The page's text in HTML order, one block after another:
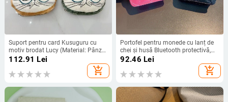
Suport pentru card Kusuguru cu
motiv brodat Lucy (Material: Pânză;
Model: Animal; Brand: Kusuguru;
Funcție: Poate fi depozitat; Sezon:
Toamnă 2024)
112.91 Lei
add_shopping_cart
Portofel pentru monede cu lanț de
chei și husă Bluetooth protectivă,
material PU, căptușeală PU, model
92.46 Lei
add_shopping_cart